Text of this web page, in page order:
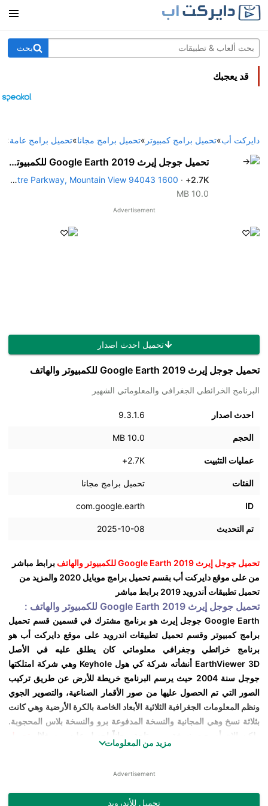
بحث
قد يعجبك
دايركت أب»تحميل برامج كمبيوتر »تحميل برامج مجانا»تحميل برامج عامة»
تحميل جوجل إيرث 2019 Google Earth للكمبيوتر والهاتف
2.7K+
·
1600 Amphitheatre Parkway, Mountain View 94043
10.0 MB
Advertisement
تحميل احدث اصدار
تحميل جوجل إيرث 2019 Google Earth للكمبيوتر والهاتف
البرنامج الخرائطي الجغرافي والمعلوماتي الشهير
احدث اصدار 9.3.1.6
الحجم 10.0 MB
عمليات التثبيت 2.7K+
الفئات تحميل برامج مجانا
ID
com.google.earth
تم التحديث 2025-10-08
تحميل جوجل إيرث 2019 Google Earth للكمبيوتر والهاتف
برابط مباشر
من على موقع دايركت أب بقسم تحميل برامج موبايل
والمزيد من
تحميل تطبيقات أندرويد 2019 برابط مباشر
تحميل جوجل إيرث 2019 Google Earth للكمبيوتر والهاتف :
Google Earth جوجل إيرث هو برنامج مشترك في قسمين قسم
تحميل
برامج كمبيوتر وقسم تحميل تطبيقات اندرويد على موقعدايركت أب هو
برنامج خرائطي وجغرافي معلوماتي كان يطلق عليه في الأصل
EarthViewer 3D أنشأته شركة كي هول Keyhole وهي شركة امتلكتها
جوجل سنة 2004 حيث يرسم البرنامج خريطة للأرض عن طريق تركيب
الصور التي تم الحصول عليها من صور الأقمار الصناعية، والتصوير الجوي
ونظم المعلومات الجغرافية الثلاثية الأبعاد الخاصة بالكرة الأرضية وهي كانت
بثلاثة نسخ وهي المجانية والنسخة المدفوعة برو والنسخة بلاس المحجوبة.
ولكن الان أصبحت نسخة برو متاحة مجاناً احصل عليه من خلال
تحميل
والأحدث، ونظم تشغيل ماك X 10.3.9 والأحدث، ونظام تشغيل لينوكس
مزيد من المعلومات
Advertisement
تحميل للأندرويد